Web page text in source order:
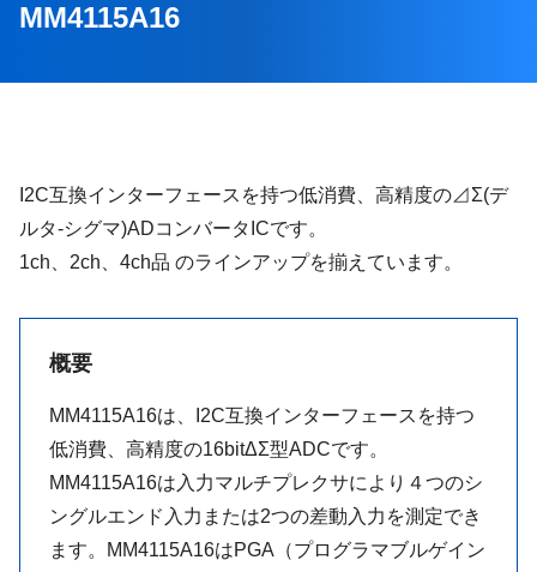
MM4115A16
I2C互換インターフェースを持つ低消費、高精度の⊿Σ(デ
ルタ-シグマ)ADコンバータICです。
1ch、2ch、4ch品 のラインアップを揃えています。
概要
MM4115A16は、I2C互換インターフェースを持つ
低消費、高精度の16bitΔΣ型ADCです。
MM4115A16は入力マルチプレクサにより４つのシ
ングルエンド入力または2つの差動入力を測定でき
ます。MM4115A16はPGA（プログラマブルゲイン